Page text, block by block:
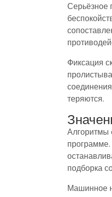
Серьёзное
Фиксация
теряются.
Алгоритмы
программе.
подборка
Машинное